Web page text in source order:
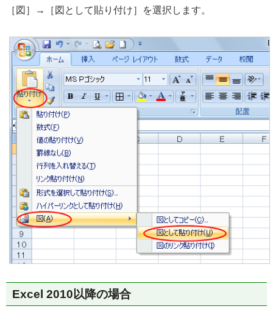
［図］→［図として貼り付け］を選択します。
Excel 2010以降の場合